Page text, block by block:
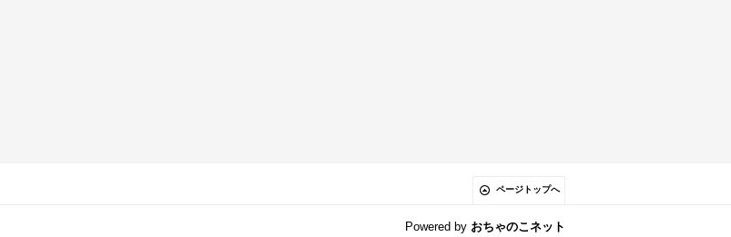
ページトップへ
Powered by おちゃのこネット